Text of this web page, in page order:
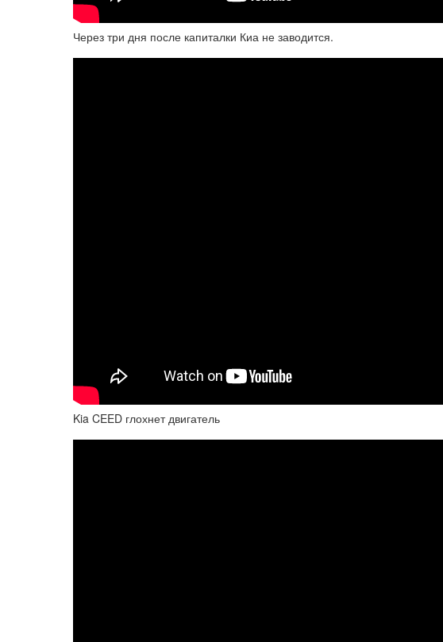
Через три дня после капиталки Киа не заводится.
Kia CEED глохнет двигатель